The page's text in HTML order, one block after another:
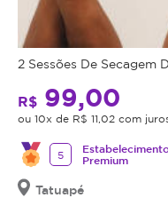
2 Sessões De Secagem
R$ 99,00
ou 10x de R$ 11,02 com
5
Premium
Tatuapé